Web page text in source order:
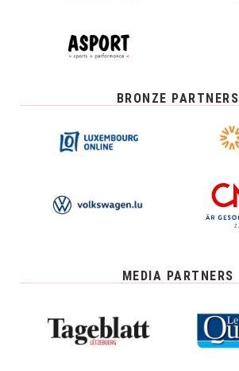
BRONZE PARTNERS
MEDIA PARTNERS